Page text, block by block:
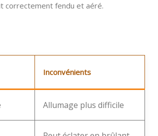
correctement fendu et aéré.
Inconvénients
Allumage plus difficile